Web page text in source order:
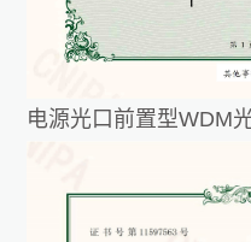
电源光口前置型WDM